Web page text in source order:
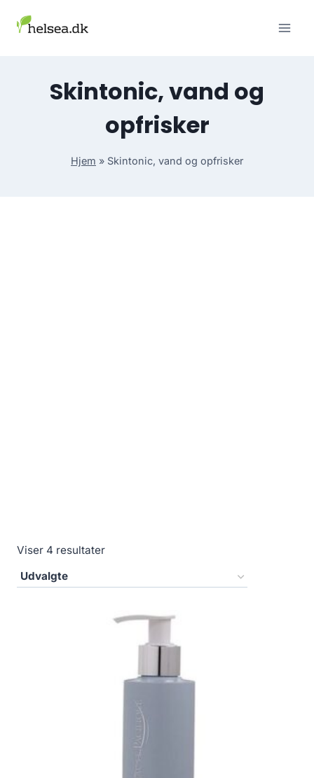
Skintonic, vand og
opfrisker
Hjem » Skintonic, vand og opfrisker
Viser 4 resultater